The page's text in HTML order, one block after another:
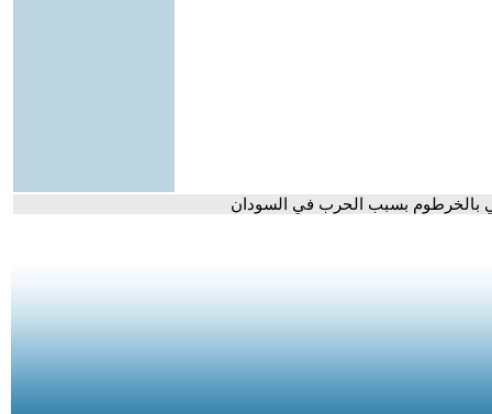
بالخرطوم بسبب الحرب في السودان